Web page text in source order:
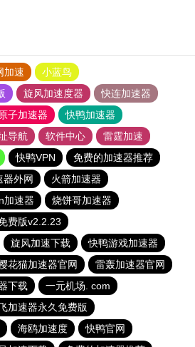
加速
小蓝鸟
旋风加速度器
快连加速器
子加速器
快鸭加速器
导航 软件中心
雷霆加速
快鸭VPN
免费的加速器推荐
器外网
火箭加速器
加速器
烧饼哥加速器
费版v2.2.23
旋风加速下载
快鸭游戏加速器
花猫加速器官网
雷轰加速器官网
下载
一元机场. com
加速器永久免费版
海鸥加速度
快鸭官网